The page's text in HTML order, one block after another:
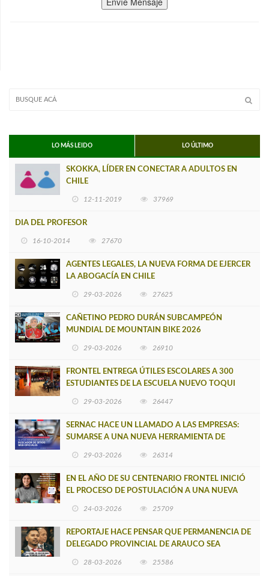
LO MÁS LEIDO LO ÚLTIMO
SKOKKA, LÍDER EN CONECTAR A ADULTOS EN
CHILE
12-11-2019 37969
DIA DEL PROFESOR
16-10-2014 27670
AGENTES LEGALES, LA NUEVA FORMA DE EJERCER
LA ABOGACÍA EN CHILE
29-03-2026 27625
CAÑETINO PEDRO DURÁN SUBCAMPEÓN
MUNDIAL DE MOUNTAIN BIKE 2026
29-03-2026 26910
FRONTEL ENTREGA ÚTILES ESCOLARES A 300
ESTUDIANTES DE LA ESCUELA NUEVO TOQUI
29-03-2026 26447
SERNAC HACE UN LLAMADO A LAS EMPRESAS:
SUMARSE A UNA NUEVA HERRAMIENTA DE
29-03-2026 26314
EN EL AÑO DE SU CENTENARIO FRONTEL INICIÓ
EL PROCESO DE POSTULACIÓN A UNA NUEVA
24-03-2026 25709
REPORTAJE HACE PENSAR QUE PERMANENCIA DE
DELEGADO PROVINCIAL DE ARAUCO SEA
28-03-2026 25586